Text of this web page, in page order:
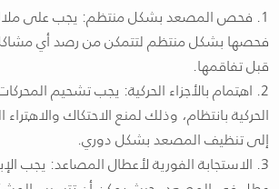
1. فحص المصعد بشكل منتظم: يجب على
فحصها بشكل منتظم لتتمكن من رصد أي
قبل تفاقمها.
2. اهتمام بالأجزاء الحركية: يجب تشحيم
الحركية بانتظام، وذلك لمنع الاحتكاك والاهتراء
إلى تنظيف المصعد بشكل دوري.
3. الاستجابة الفورية لأعطال المصاعد: يجب